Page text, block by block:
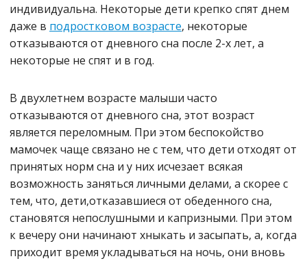
индивидуальна. Некоторые дети крепко спят днем
даже в подростковом возрасте, некоторые
отказываются от дневного сна после 2-х лет, а
некоторые не спят и в год.
В двухлетнем возрасте малыши часто
отказываются от дневного сна, этот возраст
является переломным. При этом беспокойство
мамочек чаще связано не с тем, что дети отходят от
принятых норм сна и у них исчезает всякая
возможность заняться личными делами, а скорее с
тем, что, дети,отказавшиеся от обеденного сна,
становятся непослушными и капризными. При этом
к вечеру они начинают хныкать и засыпать, а, когда
приходит время укладываться на ночь, они вновь